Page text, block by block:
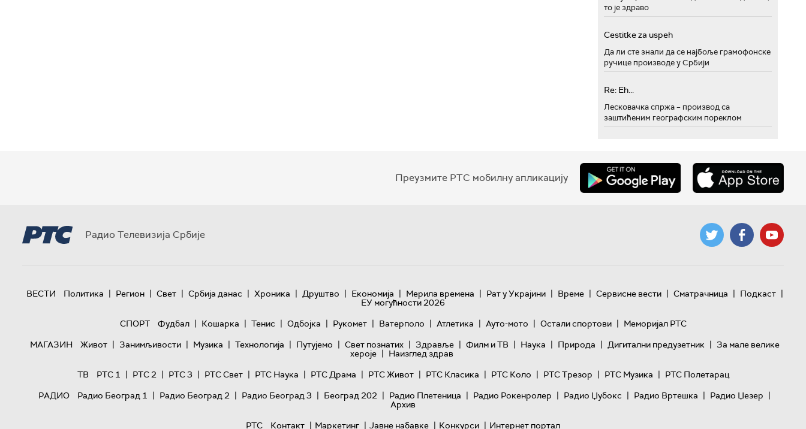
то је здраво
Cestitke za uspeh
Да ли сте знали да се најбоље грамофонске
ручице производе у Србији
Re: Eh...
Лесковачка спржа – производ са
заштићеним географским пореклом
Преузмите РТС мобилну апликацију
Радио Телевизија Србије
ВЕСТИ Политика | Регион | Свет | Србија данас | Хроника | Друштво | Економија | Мерила времена | Рат у Украјини | Време | Сервисне вести | Сматрачница | Подкаст |
ЕУ могућности 2026
СПОРТ
Фудбал | Кошарка | Тенис | Одбојка | Рукомет | Ватерполо | Атлетика | Ауто-мото | Остали спортови | Меморијал РТС
МАГАЗИН
Живот | Занимљивости | Музика | Технологијa | Путујемо | Свет познатих | Здравље | Филм и ТВ | Наука | Природа | Дигитални предузетник | За мале велике
хероје | Наизглед здрав
ТВ
РТС 1 | РТС 2 | РТС 3 | РТС Свет | РТС Наука | РТС Драма | РТС Живот | РТС Класика | РТС Коло | РТС Трезор | РТС Музика | РТС Полетарац
РАДИО
Радио Београд 1 | Радио Београд 2 | Радио Београд 3 | Београд 202 | Радио Плетеница | Радио Рокенролер | Радио Џубокс | Радио Вртешка | Радио Џезер |
Архив
РТС
Контакт | Маркетинг | Јавне набавке | Конкурси | Интернет портал